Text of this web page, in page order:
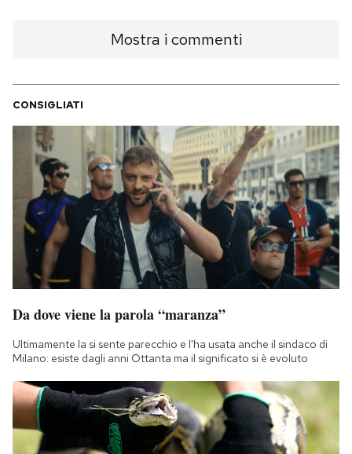
Mostra i commenti
CONSIGLIATI
Da dove viene la parola “maranza”
Ultimamente la si sente parecchio e l'ha usata anche il sindaco di
Milano: esiste dagli anni Ottanta ma il significato si è evoluto